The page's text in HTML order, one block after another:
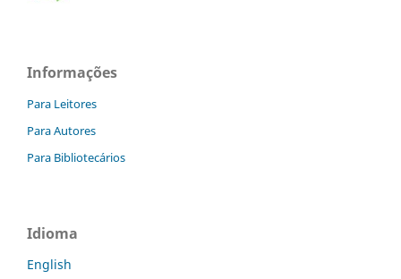
Informações
Para Leitores
Para Autores
Para Bibliotecários
Idioma
English